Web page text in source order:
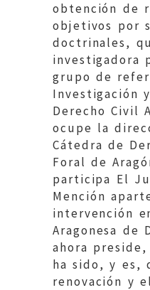
obtención de
objetivos por
doctrinales,
investigadora
grupo de
Investigación
Derecho Civil
ocupe la
Cátedra de
Foral de
participa El
Mención
intervención
Aragonesa de
ahora
ha sido, y es,
renovación y